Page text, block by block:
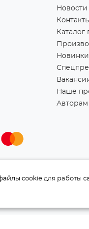
Новости
Каталог
Новинки
Наше
Авторам
cookie для работы